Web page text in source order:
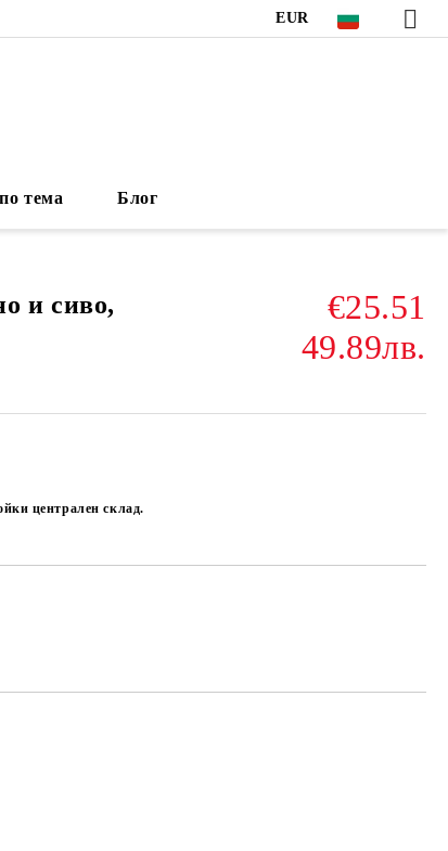
EUR
тема Блог
и сиво,
€25.51
49.89лв.
централен склад.